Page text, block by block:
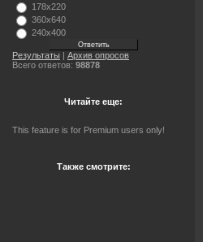
178x220
360x640
240x400
Результаты | Архив опросов
Всего ответов: 98878
Читайте еще:
This feature is for Premium users only!
Также смотрите: